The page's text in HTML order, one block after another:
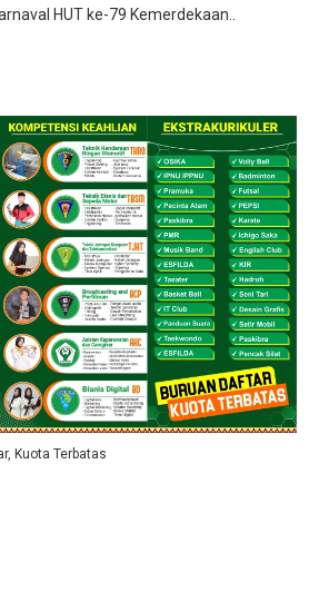
HUT ke-79 Kemerdekaan..
Kuota Terbatas